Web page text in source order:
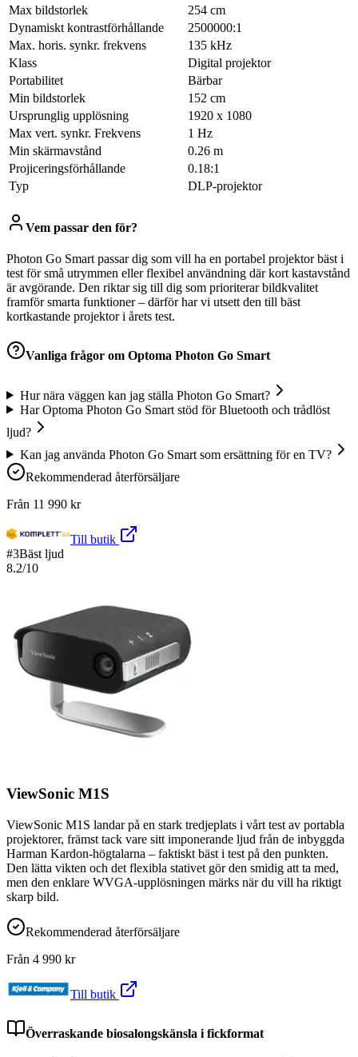
Max bildstorlek
254 cm
Dynamiskt kontrastförhållande
2500000:1
Max. horis. synkr. frekvens
135 kHz
Klass
Digital projektor
Portabilitet
Bärbar
Min bildstorlek
152 cm
Ursprunglig upplösning
1920 x 1080
Max vert. synkr. Frekvens
1 Hz
Min skärmavstånd
0.26 m
Projiceringsförhållande
0.18:1
Typ
DLP-projektor
Vem passar den för?
Photon Go Smart passar dig som vill ha en portabel projektor bäst i
test för små utrymmen eller flexibel användning där kort kastavstånd
är avgörande. Den riktar sig till dig som prioriterar bildkvalitet
framför smarta funktioner – därför har vi utsett den till bäst
kortkastande projektor i årets test.
Vanliga frågor om Optoma Photon Go Smart
Hur nära väggen kan jag ställa Photon Go Smart?
Har Optoma Photon Go Smart stöd för Bluetooth och trådlöst
ljud?
Kan jag använda Photon Go Smart som ersättning för en TV?
Rekommenderad återförsäljare
Från 11 990 kr
Till butik
#3Bäst ljud
8.2/10
ViewSonic M1S
ViewSonic M1S landar på en stark tredjeplats i vårt test av portabla
projektorer, främst tack vare sitt imponerande ljud från de inbyggda
Harman Kardon-högtalarna – faktiskt bäst i test på den punkten.
Den lätta vikten och det flexibla stativet gör den smidig att ta med,
men den enklare WVGA-upplösningen märks när du vill ha riktigt
skarp bild.
Rekommenderad återförsäljare
Från 4 990 kr
Till butik
Överraskande biosalongskänsla i fickformat